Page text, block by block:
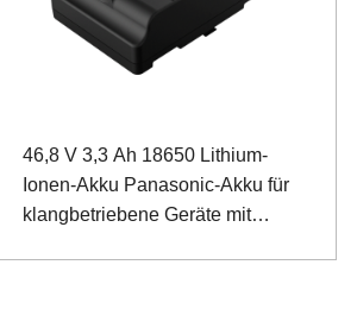
46,8 V 3,3 Ah 18650 Lithium-
Ionen-Akku Panasonic-Akku für
klangbetriebene Geräte mit